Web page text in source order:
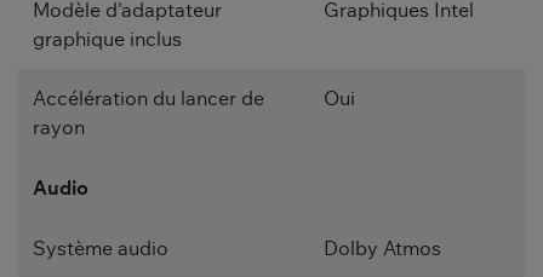
Modèle d'adaptateur
graphique inclus
Graphiques Intel
Accélération du lancer de
rayon
Oui
Audio
Système audio Dolby Atmos